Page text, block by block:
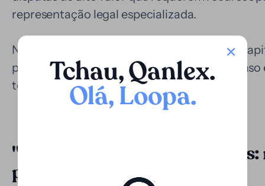
Tchau, Qanlex.
Olá, Loopa.
representação legal especializada.
Neste campo, a Loopa oferece não apenas
para estruturar a estratégia financeira do
todo o processo arbitral.
"Aplicação em litígios
processos prolongados"